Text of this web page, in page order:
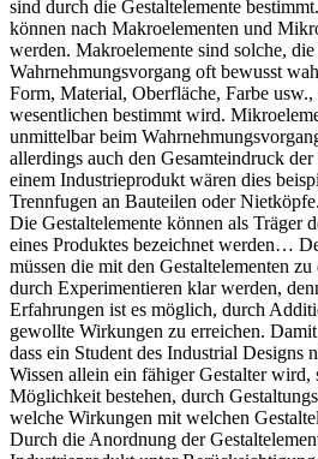
sind durch die Gestaltelemente
können nach Makroelementen und
werden. Makroelemente sind solche,
Wahrnehmungsvorgang oft bewusst
Form, Material, Oberfläche, Farbe
wesentlichen bestimmt wird.
unmittelbar beim
allerdings auch den Gesamteindruck
einem Industrieprodukt wären dies
Trennfugen an Bauteilen oder Nietköpfe.
Die Gestaltelemente können als Träger
eines Produktes bezeichnet werden…
müssen die mit den Gestaltelementen
durch Experimentieren klar werden,
Erfahrungen ist es möglich, durch
gewollte Wirkungen zu erreichen.
dass ein Student des Industrial Designs
Wissen allein ein fähiger Gestalter wird,
Möglichkeit bestehen, durch
welche Wirkungen mit welchen
Durch die Anordnung der